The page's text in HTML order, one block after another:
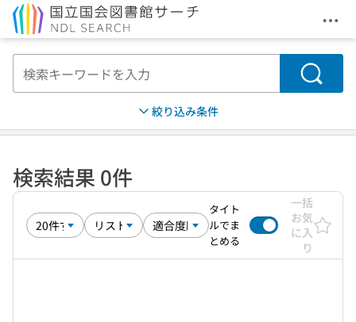
メ
検索
絞り込み条件
検索結果 0件
タイト
ルでま
とめる
一括
お気
に入
り